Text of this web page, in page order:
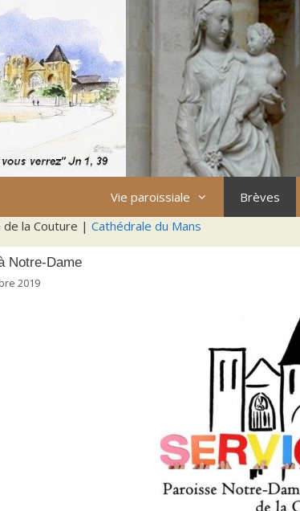
Vie paroissiale Brèves
la Couture | Cathédrale du Mans
Notre-Dame
2019